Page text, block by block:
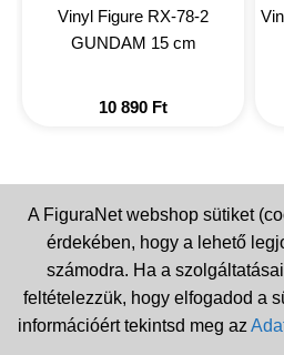
Vinyl Figure RX-78-2
GUNDAM 15 cm
10 890 Ft
A FiguraNet webshop sütiket
érdekében, hogy a lehető
számodra. Ha a
feltételezzük, hogy elfogadod a
információért tekintsd meg az